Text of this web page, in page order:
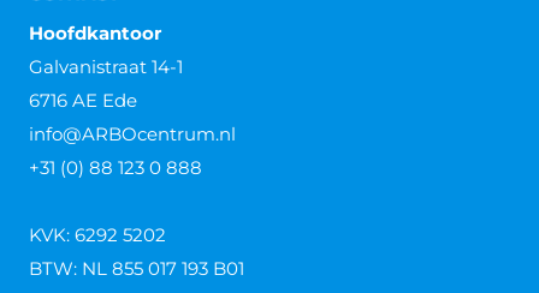
Hoofdkantoor
Galvanistraat 14-1
6716 AE Ede
info@ARBOcentrum.nl
+31 (0) 88 123 0 888
KVK: 6292 5202
BTW: NL 855 017 193 B01